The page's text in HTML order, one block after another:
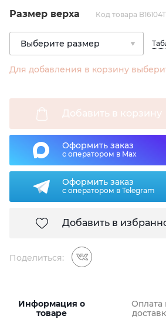
Размер верха Код товара
Для добавления в корзину
Добавить в корзину
Оформить заказ
с оператором в Max
Оформить заказ
с оператором в Telegram
Добавить в
Поделиться:
Информация о
товаре
Оплата